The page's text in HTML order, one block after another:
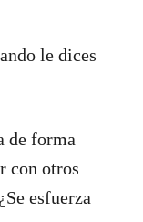
le dices
de forma
con otros
esfuerza